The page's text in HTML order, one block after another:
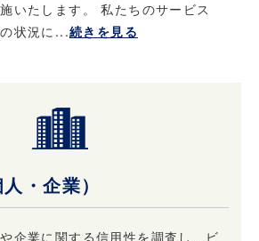
いたします。 私たちのサービス
状況に...続きを見る
・企業）
企業に関する信用性を調査し、ビ